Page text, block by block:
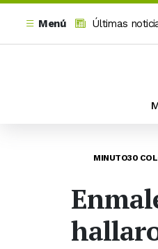
Menú
Últimas
MINUTO30